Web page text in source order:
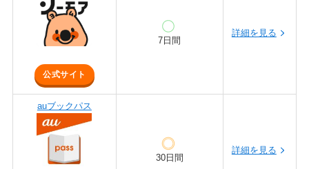
公式サイト
7日間
詳細を見る
auブックパス
30日間
詳細を見る